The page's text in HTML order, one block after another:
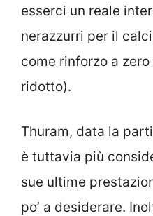
esserci un reale
nerazzurri per il
come rinforzo a
ridotto).
Thuram, data la
è tuttavia più
sue ultime
po’ a desiderare.